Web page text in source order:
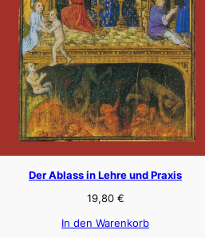
Der Ablass in Lehre und Praxis
19,80 €
In den Warenkorb